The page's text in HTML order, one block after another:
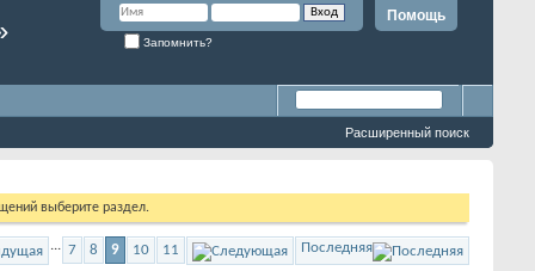
Помощь
Запомнить?
Расширенный поиск
выберите раздел.
... 7 8 9 10 11 Последняя